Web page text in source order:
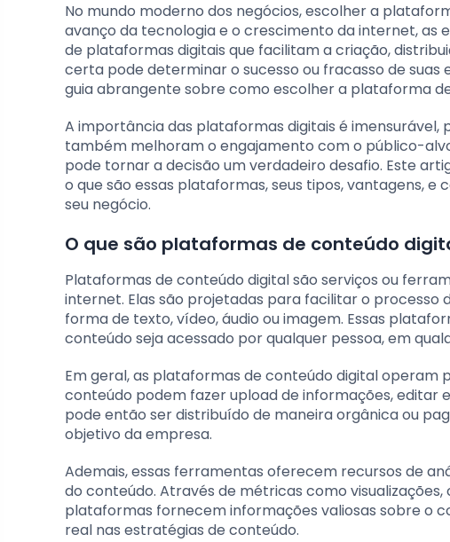
No mundo moderno dos negócios, escolher a
avanço da tecnologia e o crescimento da internet, as
de plataformas digitais que facilitam a criação,
certa pode determinar o sucesso ou fracasso de
guia abrangente sobre como escolher a plataforma
A importância das plataformas digitais é imensurável,
também melhoram o engajamento com o público-
pode tornar a decisão um verdadeiro desafio. Este
o que são essas plataformas, seus tipos, vantagens,
seu negócio.
O que são plataformas de conteúdo
Plataformas de conteúdo digital são serviços ou
internet. Elas são projetadas para facilitar o processo
forma de texto, vídeo, áudio ou imagem. Essas
conteúdo seja acessado por qualquer pessoa, em
Em geral, as plataformas de conteúdo digital operam
conteúdo podem fazer upload de informações, editar
pode então ser distribuído de maneira orgânica ou
objetivo da empresa.
Ademais, essas ferramentas oferecem recursos de
do conteúdo. Através de métricas como
plataformas fornecem informações valiosas sobre o
real nas estratégias de conteúdo.